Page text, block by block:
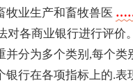
牧业生产和畜牧兽医
对各商业银行进行评价
并分为多个类别,每个类
银行在各项指标上的.表